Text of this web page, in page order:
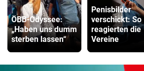
ÖBB-Odyssee:
„Haben uns dumm
sterben lassen“
Penisbilder
verschickt: So
reagierten die
Vereine